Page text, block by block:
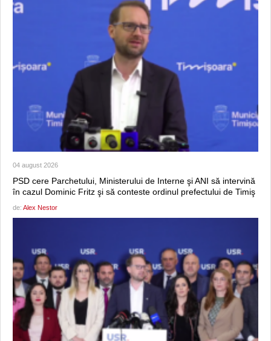
04 august 2026
PSD cere Parchetului, Ministerului de Interne şi ANI să intervină
în cazul Dominic Fritz şi să conteste ordinul prefectului de Timiş
de: Alex Nestor